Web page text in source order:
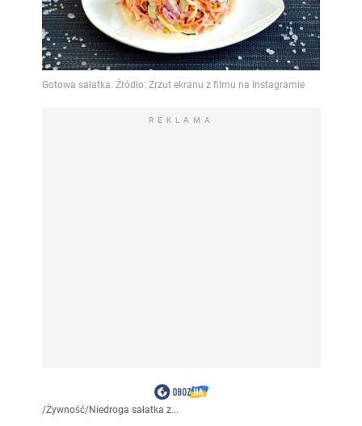
REKLAMA
/Żywność/Niedroga sałatka z...